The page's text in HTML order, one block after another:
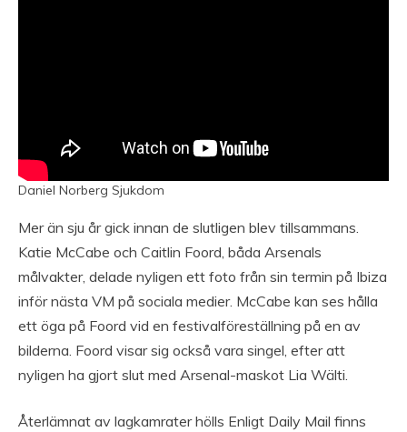
Daniel Norberg Sjukdom
Mer än sju år gick innan de slutligen blev tillsammans.
Katie McCabe och Caitlin Foord, båda Arsenals
målvakter, delade nyligen ett foto från sin termin på Ibiza
inför nästa VM på sociala medier. McCabe kan ses hålla
ett öga på Foord vid en festivalföreställning på en av
bilderna. Foord visar sig också vara singel, efter att
nyligen ha gjort slut med Arsenal-maskot Lia Wälti.
Återlämnat av lagkamrater hölls Enligt Daily Mail finns